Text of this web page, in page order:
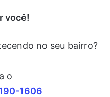
você!
no seu bairro?
o
1606